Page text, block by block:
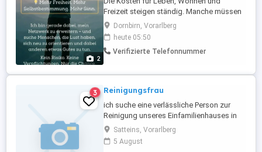
2
Freizeit steigen ständig. Manche müssen
ihren Gürtel enger schnallen und auf Dinge
verzichten, die uns Freude bereiten. Ich
habe eine Lösung gefunden, die mir die
zeitlich, örtlich und finanziell den Freiraum
Ich baue mein eigenes ...
Dornbirn, Vorarlberg
heute 05:50
Verifizierte Telefonnummer
3 Reinigungsfrau
ich suche eine verlässliche Person zur
Reinigung unseres Einfamilienhauses in
Satteins für circa 4 Stunden pro Woche
bzw. alle Zwei Wochen.
Deutschkenntnisse und Erfahrung in
Satteins, Vorarlberg
5 August